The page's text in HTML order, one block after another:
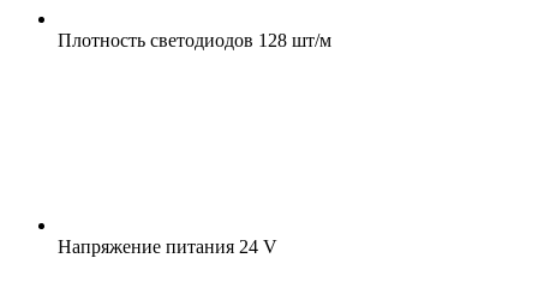
Плотность светодиодов 128 шт/м
Напряжение питания 24 V